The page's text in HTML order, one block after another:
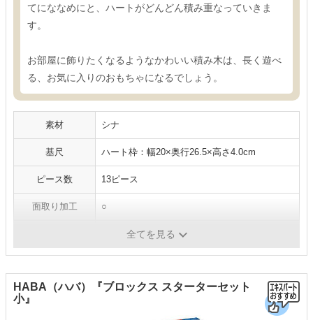
てにななめにと、ハートがどんどん積み重なっていきま
す。
お部屋に飾りたくなるようなかわいい積み木は、長く遊べ
る、お気に入りのおもちゃになるでしょう。
素材 シナ
基尺 ハート枠：幅20×奥行26.5×高さ4.0cm
ピース数 13ピース
面取り加工 ○
全てを見る
HABA（ハバ）『ブロックス スターターセット
小』